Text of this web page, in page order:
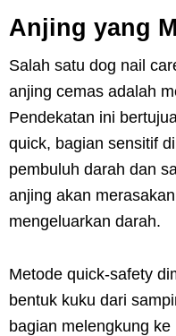
Anjing yang
Salah satu dog nail
anjing cemas adalah
Pendekatan ini
quick, bagian sensitif
pembuluh darah dan
anjing akan
mengeluarkan darah.
Metode quick-safety
bentuk kuku dari
bagian melengkung